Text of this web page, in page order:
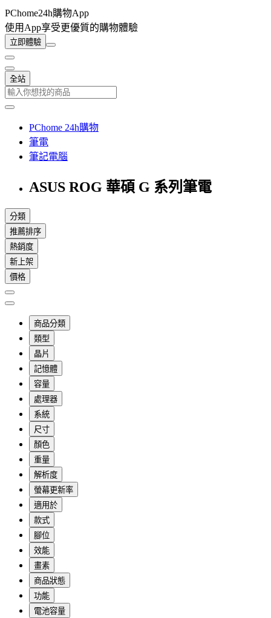
PChome24h購物App
使用App享受更優質的購物體驗
立即體驗
全站
PChome 24h購物
筆電
筆記電腦
ASUS ROG 華碩 G 系列筆電
分類
推薦排序
熱銷度
新上架
價格
商品分類
類型
晶片
記憶體
容量
處理器
系統
尺寸
顏色
重量
解析度
螢幕更新率
適用於
款式
腳位
效能
畫素
商品狀態
功能
電池容量